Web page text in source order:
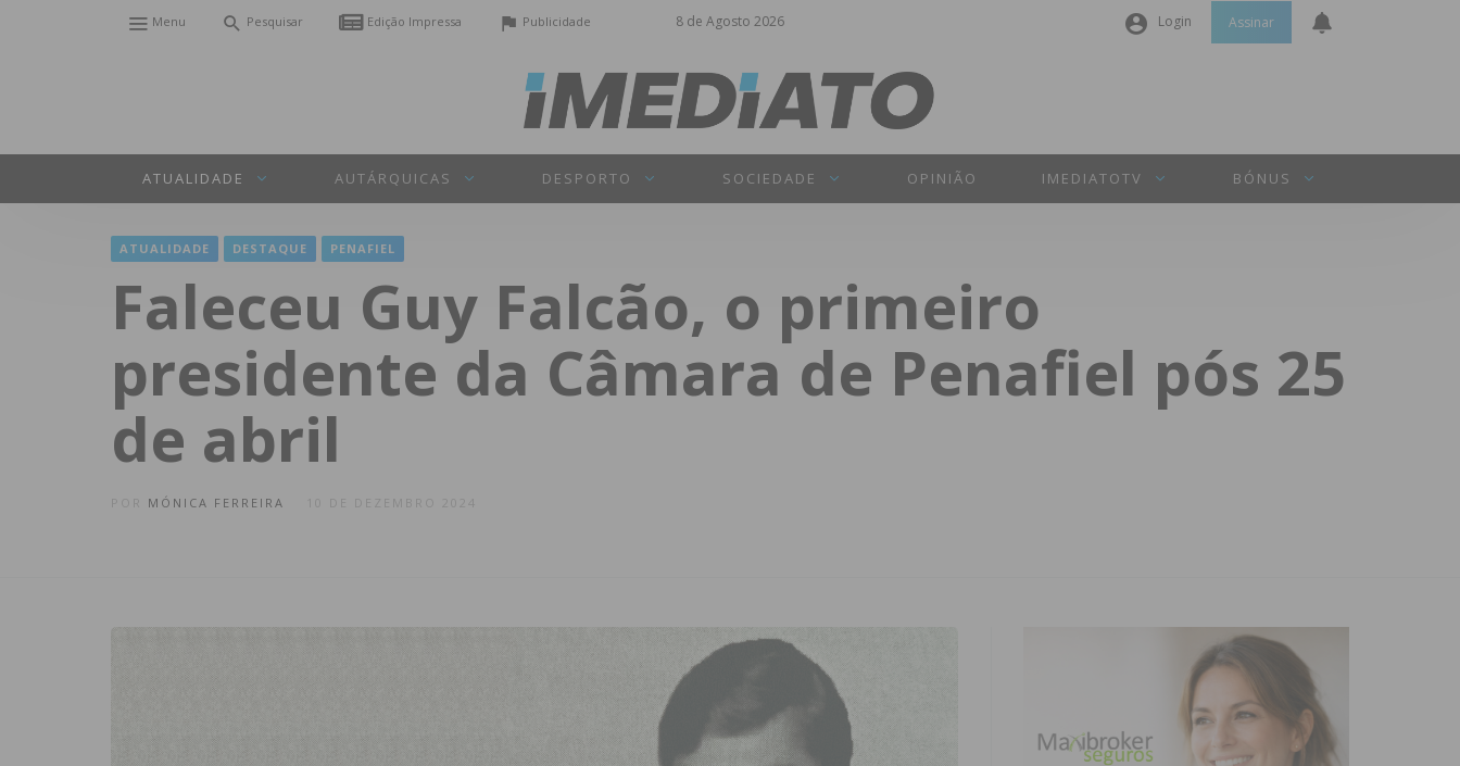
8 de Agosto 2026
Menu Pesquisar Edição Impressa Publicidade Login
Senha
Perdeu a sua senha?
Assinar
ATUALIDADE AUTÁRQUICAS DESPORTO SOCIEDADE OPINIÃO IMEDIATOTV BÓNUS
ATUALIDADE DESTAQUE PENAFIEL
Faleceu Guy Falcão, o primeiro
presidente da Câmara de Penafiel pós 25
de abril
MÓNICA FERREIRA 10 DE DEZEMBRO 2024